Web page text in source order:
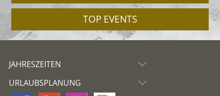
TOP EVENTS
JAHRESZEITEN
URLAUBSPLANUNG